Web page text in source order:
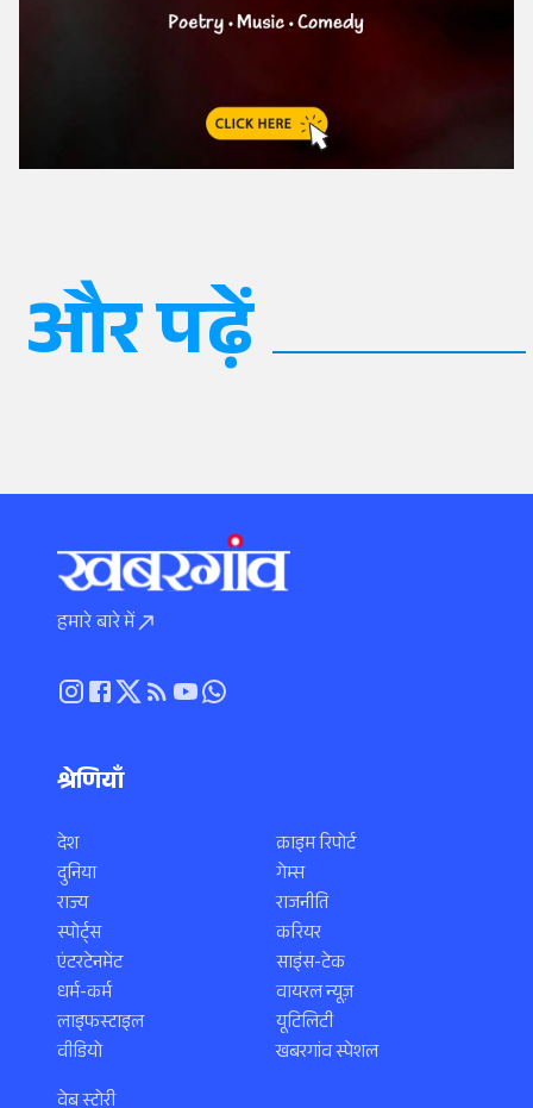
और पढ़ें
हमारे बारे में
श्रेणियाँ
देश
दुनिया
राज्य
स्पोर्ट्स
एंटरटेनमेंट
धर्म-कर्म
लाइफस्टाइल
वीडियो
क्राइम रिपोर्ट
गेम्स
राजनीति
करियर
साइंस-टेक
वायरल न्यूज़
यूटिलिटी
खबरगांव स्पेशल